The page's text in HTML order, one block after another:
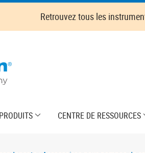
Retrouvez tous les
PRODUITS CENTRE DE RESSOURCES